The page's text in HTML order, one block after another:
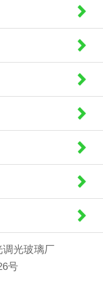
光玻璃厂
号